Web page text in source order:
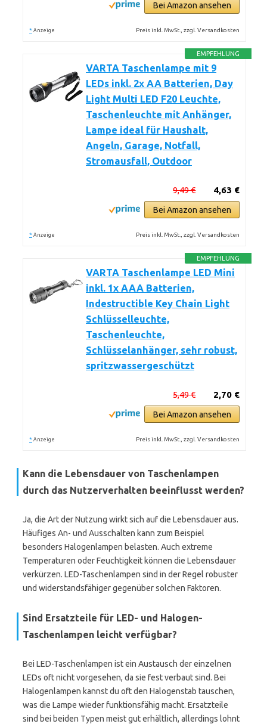
Bei Amazon ansehen
* Anzeige Preis inkl. MwSt., zzgl. Versandkosten
EMPFEHLUNG
VARTA Taschenlampe mit 9
LEDs inkl. 2x AA Batterien, Day
Light Multi LED F20 Leuchte,
Taschenleuchte mit Anhänger,
Lampe ideal für Haushalt,
Angeln, Garage, Notfall,
Stromausfall, Outdoor
4,63 €
9,49 €
Bei Amazon ansehen
* Anzeige Preis inkl. MwSt., zzgl. Versandkosten
EMPFEHLUNG
VARTA Taschenlampe LED Mini
inkl. 1x AAA Batterien,
Indestructible Key Chain Light
Schlüsselleuchte,
Taschenleuchte,
Schlüsselanhänger, sehr robust,
spritzwassergeschützt
2,70 €
5,49 €
Bei Amazon ansehen
* Anzeige Preis inkl. MwSt., zzgl. Versandkosten
Kann die Lebensdauer von Taschenlampen
durch das Nutzerverhalten beeinflusst werden?
Ja, die Art der Nutzung wirkt sich auf die Lebensdauer aus.
Häufiges An- und Ausschalten kann zum Beispiel
besonders Halogenlampen belasten. Auch extreme
Temperaturen oder Feuchtigkeit können die Lebensdauer
verkürzen. LED-Taschenlampen sind in der Regel robuster
und widerstandsfähiger gegenüber solchen Faktoren.
Sind Ersatzteile für LED- und Halogen-
Taschenlampen leicht verfügbar?
Bei LED-Taschenlampen ist ein Austausch der einzelnen
LEDs oft nicht vorgesehen, da sie fest verbaut sind. Bei
Halogenlampen kannst du oft den Halogenstab tauschen,
was die Lampe wieder funktionsfähig macht. Ersatzteile
sind bei beiden Typen meist gut erhältlich, allerdings lohnt